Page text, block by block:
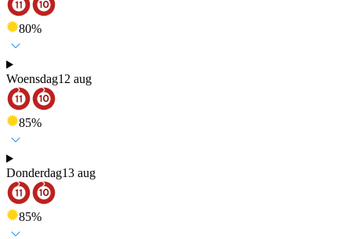
80%
Woensdag12 aug
85%
Donderdag13 aug
85%